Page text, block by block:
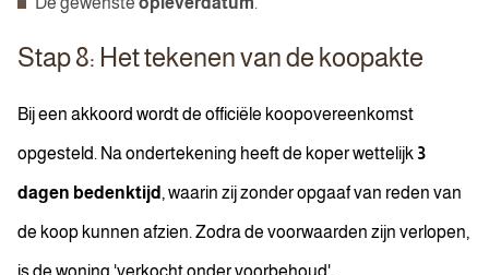
Stap 8: Het tekenen van de koopakte
Bij een akkoord wordt de officiële koopovereenkomst
opgesteld. Na ondertekening heeft de koper wettelijk 3
dagen bedenktijd , waarin zij zonder opgaaf van reden van
de koop kunnen afzien. Zodra de voorwaarden zijn verlopen,
is de woning 'verkocht onder voorbehoud'.